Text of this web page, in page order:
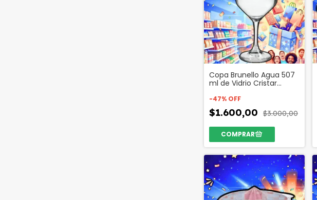
Copa Brunello Agua 507
ml de Vidrio Cristar
-47% OFF
$1.600,00 $3.000,00